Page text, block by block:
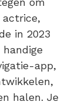
in 2023
handige
app,
halen. Je